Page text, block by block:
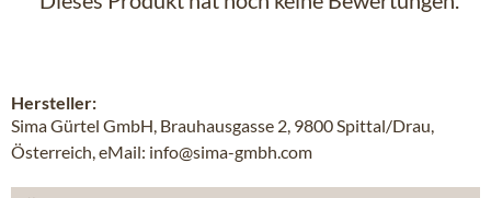
Hersteller:
Sima Gürtel GmbH, Brauhausgasse 2, 9800 Spittal/Drau,
Österreich, eMail: info@sima-gmbh.com